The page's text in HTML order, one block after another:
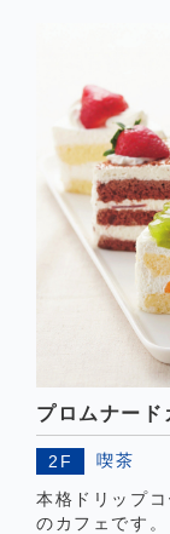
プロムナード
2F
喫茶
本格ドリップ
のカフェです